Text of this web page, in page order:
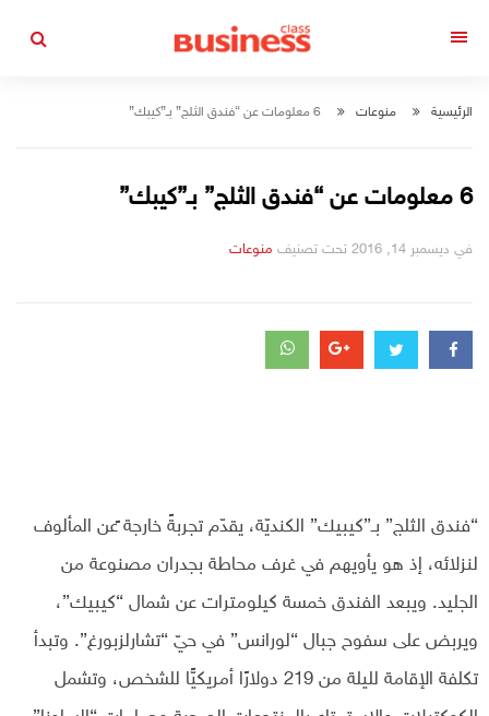
الرئيسية منوعات 6 معلومات عن “فندق الثلج” بـ”كيبك”
6 معلومات عن “فندق الثلج” بـ”كيبك”
في ديسمبر 14, 2016 تحت تصنيف التصانيف
منوعات
“فندق الثلج” بـ”كيبيك” الكنديّة، يقدّم تجربةً خارجة ًعن المألوف
لنزلائه، إذ هو يأويهم في غرف محاطة بجدران مصنوعة من
الجليد. ويبعد الفندق خمسة كيلومترات عن شمال “كيبيك”،
ويربض على سفوح جبال “لورانس” في حيّ “تشارلزبورغ”. وتبدأ
تكلفة الإقامة لليلة من 219 دولارًا أمريكيًّا للشخص، وتشمل